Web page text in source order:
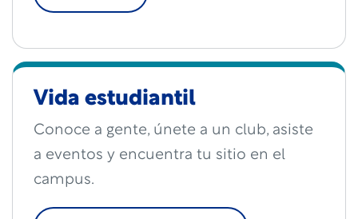
Vida estudiantil
Conoce a gente, únete a un club, asiste
a eventos y encuentra tu sitio en el
campus.